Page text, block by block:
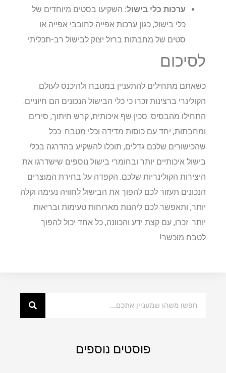
ערכות כלי בישול:השקיעו בסטים מיוחדים של
כלי בישול, כגון ערכות אפייה לחובבי אפייה או
סטים של מחבתות ברזל יצוק לבישול רב-תכליתי.
לסיכום
כשאתם מתחילים להתעניין במטבח ולהיכנס לעולם
הקולינרי ברצינות זכרו כי כלי הבישול הנכונים הם חיוניים.
התחילו מהבסיס: סכין שף איכותית, קרש חיתוך, סירים
ומחבתות, יחד עם כוסות מדידה וכלי מטבח. ככל
שהכישורים שלכם גדלים, תוכלו להשקיע בהדרגה בכלי
בישול איכותיים יותר ובחומרי בישול נוספים שישדרגו את
היצירות הקולינריות שלכם. הקפדה על בחירת המוצרים
הנכונים תעזור לכם להפוך את הבישול לחוויה נעימה וקלה
יותר, ותאפשר לכם ליהנות מארוחות טעימות ובריאות
יותר. זכרו, עם קצת ידע והכוונה, כל אחד יכול להפוך
לטבח מוכשר!
פוסטים נוספים